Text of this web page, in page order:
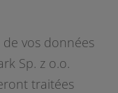
vos données
Sp. z o.o.
traitées